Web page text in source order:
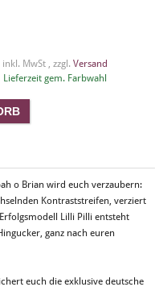
inkl. MwSt , zzgl. Versand
Lieferzeit gem. Farbwahl
o Brian wird euch verzaubern:
Kontraststreifen, verziert
Lilli Pilli entsteht
ganz nach euren
euch die exklusive deutsche